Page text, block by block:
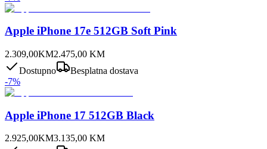
Apple iPhone 17e 512GB Soft Pink
2.309,00KM2.475,00 KM
Dostupno
Besplatna dostava
-7%
Apple iPhone 17 512GB Black
2.925,00KM3.135,00 KM